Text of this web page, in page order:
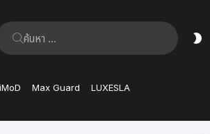
นหา:
iMoD Max Guard LUXESLA